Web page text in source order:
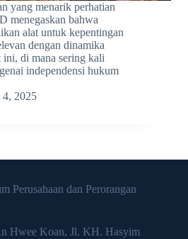
yang menarik perhatian
menegaskan bahwa
alat untuk kepentingan
dengan dinamika
ini, di mana sering kali
independensi hukum
4, 2025
Perusahaan dan Perorangan
Hwee Koan, Jl. KH. Hasyim